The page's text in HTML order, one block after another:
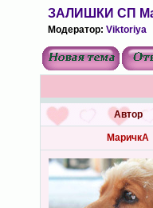
ЗАЛИШКИ СП
Модератор: Viktoriya
Автор
МаричкА